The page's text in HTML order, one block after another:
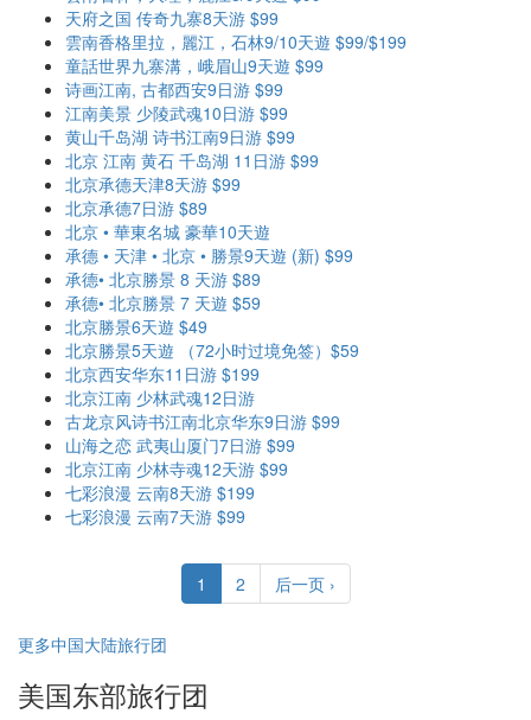
天府之国 传奇九寨8天游 $99
雲南香格里拉，麗江，石林9/10天遊 $99/$199
童話世界九寨溝，峨眉山9天遊 $99
诗画江南, 古都西安9日游 $99
江南美景 少陵武魂10日游 $99
黄山千岛湖 诗书江南9日游 $99
北京 江南 黄石 千岛湖 11日游 $99
北京承德天津8天游 $99
北京承德7日游 $89
北京 • 華東名城 豪華10天遊
承德 • 天津 • 北京 • 勝景9天遊 (新) $99
承德• 北京勝景 8 天游 $89
承德• 北京勝景 7 天遊 $59
北京勝景6天遊 $49
北京勝景5天遊 （72小时过境免签）$59
北京西安华东11日游 $199
北京江南 少林武魂12日游
古龙京风诗书江南北京华东9日游 $99
山海之恋 武夷山厦门7日游 $99
北京江南 少林寺魂12天游 $99
七彩浪漫 云南8天游 $199
七彩浪漫 云南7天游 $99
1 2 后一页 ›
更多中国大陆旅行团
美国东部旅行团